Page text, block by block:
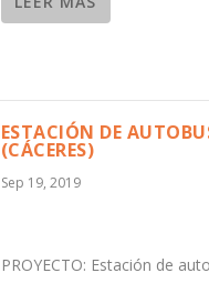
ESTACIÓN DE
(CÁCERES)
Sep 19, 2019
PROYECTO: Estación de